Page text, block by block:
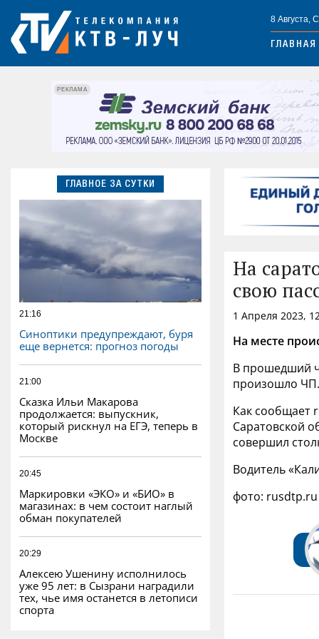
8 Августа,
ГЛАВНАЯ
РЕКЛАМА
ГЛАВНОЕ ЗА СУТКИ
21:16
Синоптики предупреждают, буря
еще вернется: прогноз погоды
21:00
Сказка Ильи Макарова
продолжается: выпускник,
который рискнул на ЕГЭ, теперь в
Москве
20:45
Маркировки «ЭКО» и «БИО» в
магазинах: в чем состоит наглый
обман покупателей
20:29
Алексею Ушенину исполнилось
уже 95 лет: в Сызрани наградили
тех, чье имя останется в летописи
спорта
На
свою
1 Апреля 2023,
На месте
В прошедший
произошло ЧП.
Как сообщает
Саратовской
совершил
Водитель
фото: rusdtp.ru